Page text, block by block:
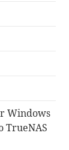
Windows
TrueNAS